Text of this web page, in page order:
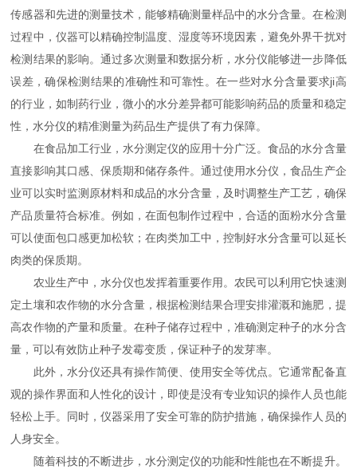
传感器和先进的测量技术，能够精确测量样品中的水分含量。在检测
过程中，仪器可以精确控制温度、湿度等环境因素，避免外界干扰对
检测结果的影响。通过多次测量和数据分析，水分仪能够进一步降低
误差，确保检测结果的准确性和可靠性。在一些对水分含量要求ji高
的行业，如制药行业，微小的水分差异都可能影响药品的质量和稳定
性，水分仪的精准测量为药品生产提供了有力保障。
在食品加工行业，水分测定仪的应用十分广泛。食品的水分含量
直接影响其口感、保质期和储存条件。通过使用水分仪，食品生产企
业可以实时监测原材料和成品的水分含量，及时调整生产工艺，确保
产品质量符合标准。例如，在面包制作过程中，合适的面粉水分含量
可以使面包口感更加松软；在肉类加工中，控制好水分含量可以延长
肉类的保质期。
农业生产中，水分仪也发挥着重要作用。农民可以利用它快速测
定土壤和农作物的水分含量，根据检测结果合理安排灌溉和施肥，提
高农作物的产量和质量。在种子储存过程中，准确测定种子的水分含
量，可以有效防止种子发霉变质，保证种子的发芽率。
此外，水分仪还具有操作简便、使用安全等优点。它通常配备直
观的操作界面和人性化的设计，即使是没有专业知识的操作人员也能
轻松上手。同时，仪器采用了安全可靠的防护措施，确保操作人员的
人身安全。
随着科技的不断进步，水分测定仪的功能和性能也在不断提升。